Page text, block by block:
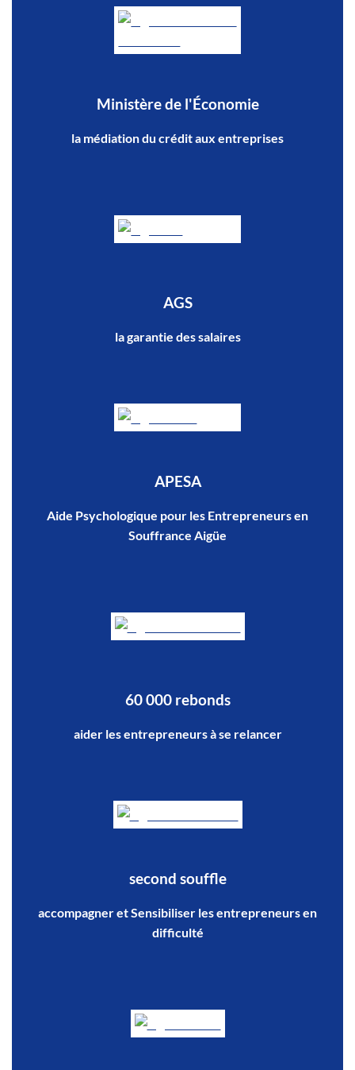
Ministère de l'Économie
la médiation du crédit aux entreprises
AGS
la garantie des salaires
APESA
Aide Psychologique pour les Entrepreneurs en
Souffrance Aigüe
60 000 rebonds
aider les entrepreneurs à se relancer
second souffle
accompagner et Sensibiliser les entrepreneurs en
difficulté